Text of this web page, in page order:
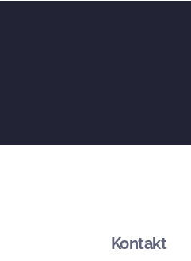
Kontakt